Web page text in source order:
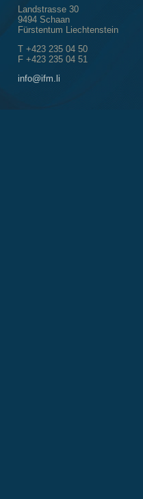
Landstrasse 30
9494 Schaan
Fürstentum Liechtenstein
T +423 235 04 50
F +423 235 04 51
info@ifm.li